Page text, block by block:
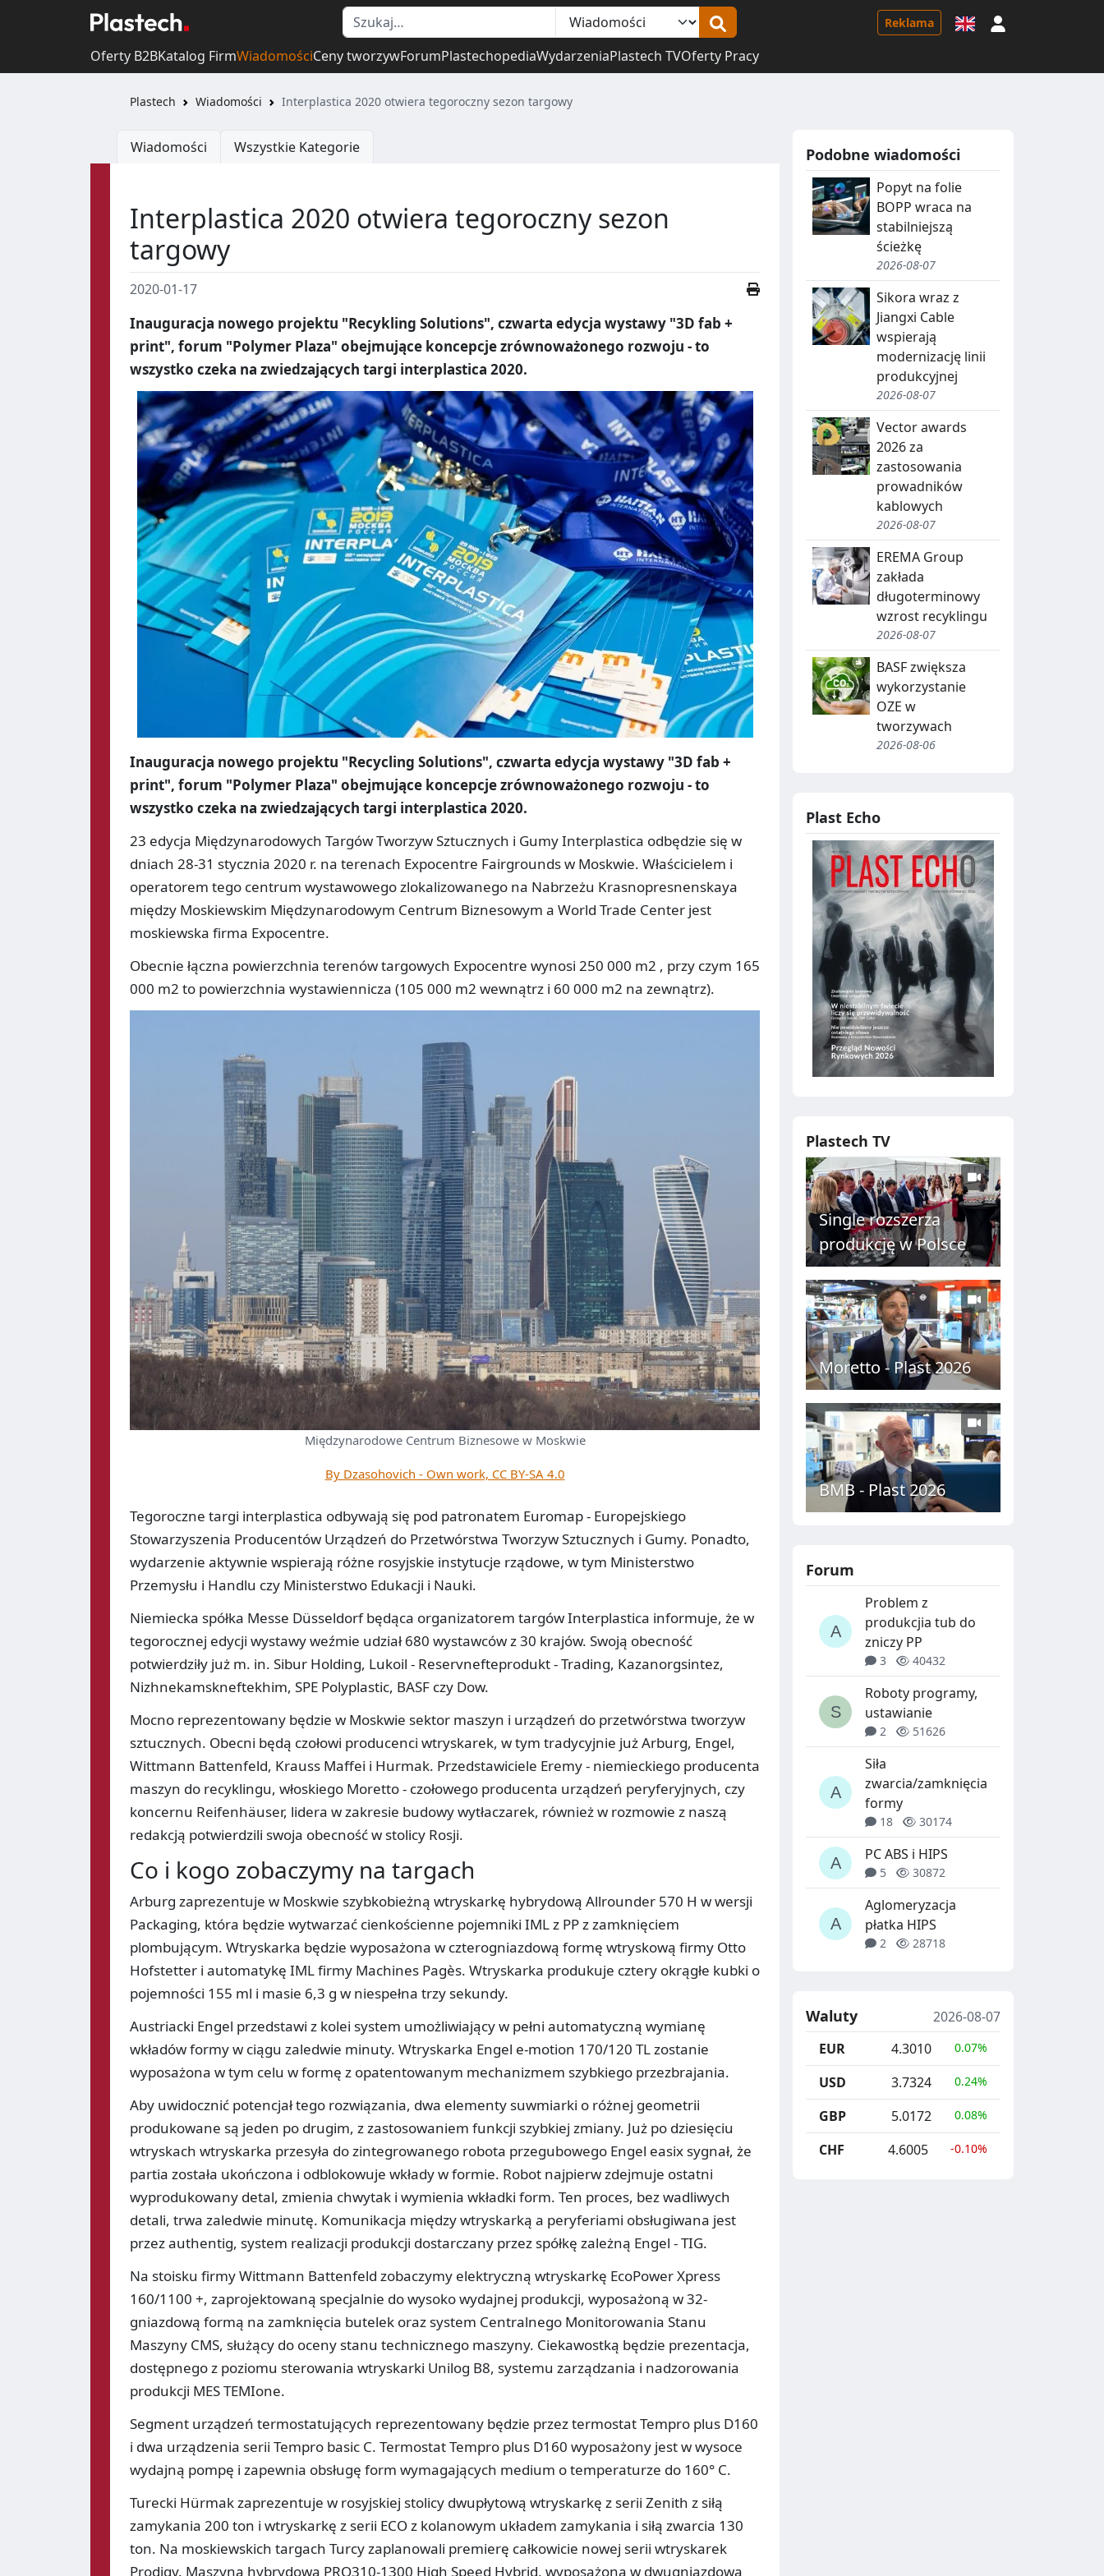
Reklama
Oferty B2BKatalog FirmWiadomościCeny tworzywForumPlastechopediaWydarzeniaPlastech TVOferty Pracy
Plastech Wiadomości Interplastica 2020 otwiera tegoroczny sezon targowy
Wiadomości Wszystkie Kategorie
Interplastica 2020 otwiera tegoroczny sezon
targowy
2020-01-17
Inauguracja nowego projektu "Recykling Solutions", czwarta edycja wystawy "3D fab +
print", forum "Polymer Plaza" obejmujące koncepcje zrównoważonego rozwoju - to
wszystko czeka na zwiedzających targi interplastica 2020.
Inauguracja nowego projektu "Recycling Solutions", czwarta edycja wystawy "3D fab +
print", forum "Polymer Plaza" obejmujące koncepcje zrównoważonego rozwoju - to
wszystko czeka na zwiedzających targi interplastica 2020.
23 edycja Międzynarodowych Targów Tworzyw Sztucznych i Gumy Interplastica odbędzie się w
dniach 28-31 stycznia 2020 r. na terenach Expocentre Fairgrounds w Moskwie. Właścicielem i
operatorem tego centrum wystawowego zlokalizowanego na Nabrzeżu Krasnopresnenskaya
między Moskiewskim Międzynarodowym Centrum Biznesowym a World Trade Center jest
moskiewska firma Expocentre.
Obecnie łączna powierzchnia terenów targowych Expocentre wynosi 250 000 m2 , przy czym 165
000 m2 to powierzchnia wystawiennicza (105 000 m2 wewnątrz i 60 000 m2 na zewnątrz).
Międzynarodowe Centrum Biznesowe w Moskwie
By Dzasohovich - Own work, CC BY-SA 4.0
Tegoroczne targi interplastica odbywają się pod patronatem Euromap - Europejskiego
Stowarzyszenia Producentów Urządzeń do Przetwórstwa Tworzyw Sztucznych i Gumy. Ponadto,
wydarzenie aktywnie wspierają różne rosyjskie instytucje rządowe, w tym Ministerstwo
Przemysłu i Handlu czy Ministerstwo Edukacji i Nauki.
Niemiecka spółka Messe Düsseldorf będąca organizatorem targów Interplastica informuje, że w
tegorocznej edycji wystawy weźmie udział 680 wystawców z 30 krajów. Swoją obecność
potwierdziły już m. in. Sibur Holding, Lukoil - Reservnefteprodukt - Trading, Kazanorgsintez,
Nizhnekamskneftekhim, SPE Polyplastic, BASF czy Dow.
Mocno reprezentowany będzie w Moskwie sektor maszyn i urządzeń do przetwórstwa tworzyw
sztucznych. Obecni będą czołowi producenci wtryskarek, w tym tradycyjnie już Arburg, Engel,
Wittmann Battenfeld, Krauss Maffei i Hurmak. Przedstawiciele Eremy - niemieckiego producenta
maszyn do recyklingu, włoskiego Moretto - czołowego producenta urządzeń peryferyjnych, czy
koncernu Reifenhäuser, lidera w zakresie budowy wytłaczarek, również w rozmowie z naszą
redakcją potwierdzili swoja obecność w stolicy Rosji.
Co i kogo zobaczymy na targach
Arburg zaprezentuje w Moskwie szybkobieżną wtryskarkę hybrydową Allrounder 570 H w wersji
Packaging, która będzie wytwarzać cienkościenne pojemniki IML z PP z zamknięciem
plombującym. Wtryskarka będzie wyposażona w czterogniazdową formę wtryskową firmy Otto
Hofstetter i automatykę IML firmy Machines Pagès. Wtryskarka produkuje cztery okrągłe kubki o
pojemności 155 ml i masie 6,3 g w niespełna trzy sekundy.
Austriacki Engel przedstawi z kolei system umożliwiający w pełni automatyczną wymianę
wkładów formy w ciągu zaledwie minuty. Wtryskarka Engel e-motion 170/120 TL zostanie
wyposażona w tym celu w formę z opatentowanym mechanizmem szybkiego przezbrajania.
Aby uwidocznić potencjał tego rozwiązania, dwa elementy suwmiarki o różnej geometrii
produkowane są jeden po drugim, z zastosowaniem funkcji szybkiej zmiany. Już po dziesięciu
wtryskach wtryskarka przesyła do zintegrowanego robota przegubowego Engel easix sygnał, że
partia została ukończona i odblokowuje wkłady w formie. Robot najpierw zdejmuje ostatni
wyprodukowany detal, zmienia chwytak i wymienia wkładki form. Ten proces, bez wadliwych
detali, trwa zaledwie minutę. Komunikacja między wtryskarką a peryferiami obsługiwana jest
przez authentig, system realizacji produkcji dostarczany przez spółkę zależną Engel - TIG.
Na stoisku firmy Wittmann Battenfeld zobaczymy elektryczną wtryskarkę EcoPower Xpress
160/1100 +, zaprojektowaną specjalnie do wysoko wydajnej produkcji, wyposażoną w 32-
gniazdową formą na zamknięcia butelek oraz system Centralnego Monitorowania Stanu
Maszyny CMS, służący do oceny stanu technicznego maszyny. Ciekawostką będzie prezentacja,
dostępnego z poziomu sterowania wtryskarki Unilog B8, systemu zarządzania i nadzorowania
produkcji MES TEMIone.
Segment urządzeń termostatujących reprezentowany będzie przez termostat Tempro plus D160
i dwa urządzenia serii Tempro basic C. Termostat Tempro plus D160 wyposażony jest w wysoce
wydajną pompę i zapewnia obsługę form wymagających medium o temperaturze do 160° C.
Turecki Hürmak zaprezentuje w rosyjskiej stolicy dwupłytową wtryskarkę z serii Zenith z siłą
zamykania 200 ton i wtryskarkę z serii ECO z kolanowym układem zamykania i siłą zwarcia 130
ton. Na moskiewskich targach Turcy zaplanowali premierę całkowicie nowej serii wtryskarek
Prodigy. Maszyna hybrydowa PRO310-1300 High Speed Hybrid, wyposażona w dwugniazdową
Podobne wiadomości
Popyt na folie
BOPP wraca na
stabilniejszą
ścieżkę
2026-08-07
Sikora wraz z
Jiangxi Cable
wspierają
modernizację linii
produkcyjnej
2026-08-07
Vector awards
2026 za
zastosowania
prowadników
kablowych
2026-08-07
EREMA Group
zakłada
długoterminowy
wzrost recyklingu
2026-08-07
BASF zwiększa
wykorzystanie
OZE w
tworzywach
2026-08-06
Plast Echo
Plastech TV
Single rozszerza
produkcję w Polsce
Moretto - Plast 2026
BMB - Plast 2026
Forum
Problem z
produkcjia tub do
zniczy PP
3 40432
Roboty programy,
ustawianie
2 51626
Siła
zwarcia/zamknięcia
formy
18 30174
PC ABS i HIPS
5 30872
Aglomeryzacja
płatka HIPS
2 28718
Waluty
2026-08-07
EUR
4.3010 0.07%
USD 3.7324 0.24%
GBP 5.0172 0.08%
CHF 4.6005 -0.10%